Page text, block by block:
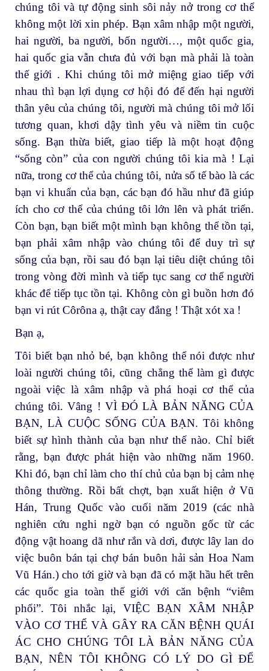
chúng tôi và tự động sinh sôi nảy nở trong cơ thể
không một lời xin phép. Bạn xâm nhập một người,
hai người, ba người, bốn người…, một quốc gia,
hai quốc gia vẫn chưa đủ với bạn mà phải là toàn
thế giới . Khi chúng tôi mở miệng giao tiếp với
nhau thì bạn lợi dụng cơ hội đó để đến hại người
thân yêu của chúng tôi, người mà chúng tôi mở lối
tương quan, khơi dậy tình yêu và niềm tin cuộc
sống. Bạn thừa biết, giao tiếp là một hoạt động
“sống còn” của con người chúng tôi kia mà ! Lại
nữa, trong cơ thể của chúng tôi, nửa số tế bào là các
bạn vi khuẩn của bạn, các bạn đó hầu như đã giúp
ích cho cơ thể của chúng tôi lớn lên và phát triển.
Còn bạn, bạn biết một mình bạn không thể tồn tại,
bạn phải xâm nhập vào chúng tôi để duy trì sự
sống của bạn, rồi sau đó bạn lại tiêu diệt chúng tôi
trong vòng đời mình và tiếp tục sang cơ thể người
khác để tiếp tục tồn tại. Không còn gì buồn hơn đó
bạn vi rút Côrôna ạ, thật cay đắng ! Thật xót xa !
Bạn ạ,
Tôi biết bạn nhỏ bé, bạn không thể nói được như
loài người chúng tôi, cũng chẳng thể làm gì được
ngoài việc là xâm nhập và phá hoại cơ thể của
chúng tôi. Vâng ! VÌ ĐÓ LÀ BẢN NĂNG CỦA
BẠN, LÀ CUỘC SỐNG CỦA BẠN. Tôi không
biết sự hình thành của bạn như thế nào. Chỉ biết
rằng, bạn được phát hiện vào những năm 1960.
Khi đó, bạn chỉ làm cho thí chủ của bạn bị cảm nhẹ
thông thường. Rồi bất chợt, bạn xuất hiện ở Vũ
Hán, Trung Quốc vào cuối năm 2019 (các nhà
nghiên cứu nghi ngờ bạn có nguồn gốc từ các
động vật hoang dã như rắn và dơi, được lây lan do
việc buôn bán tại chợ bán buôn hải sản Hoa Nam
Vũ Hán.) cho tới giờ và bạn đã có mặt hầu hết trên
các quốc gia toàn thế giới với căn bệnh “viêm
phổi”. Tôi nhắc lại, VIỆC BẠN XÂM NHẬP
VÀO CƠ THỂ VÀ GÂY RA CĂN BỆNH QUÁI
ÁC CHO CHÚNG TÔI LÀ BẢN NĂNG CỦA
BẠN, NÊN TÔI KHÔNG CÓ LÝ DO GÌ ĐỂ